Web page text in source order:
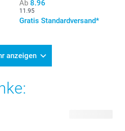
Ab 8.96
11.95
Gratis Standardversand*
anzeigen